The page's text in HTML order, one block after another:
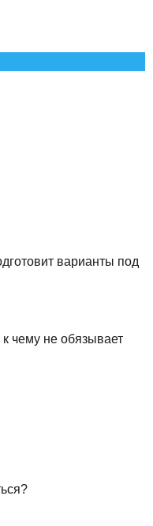
варианты под
чему не обязывает